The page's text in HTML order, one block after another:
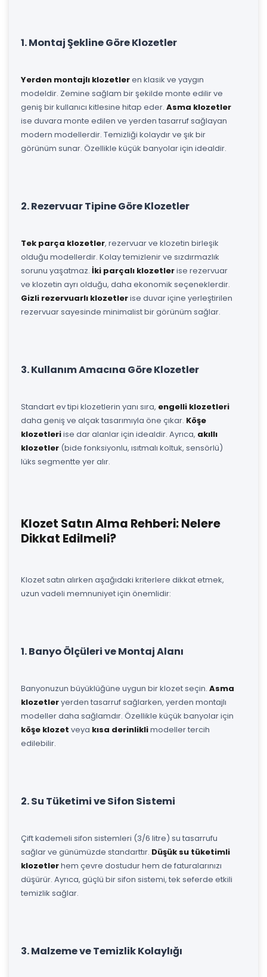
1. Montaj Şekline Göre Klozetler
Yerden montajlı klozetleren klasik ve yaygın
modeldir. Zemine sağlam bir şekilde monte edilir ve
geniş bir kullanıcı kitlesine hitap eder. Asma klozetler
ise duvara monte edilen ve yerden tasarruf sağlayan
modern modellerdir. Temizliği kolaydır ve şık bir
görünüm sunar. Özellikle küçük banyolar için idealdir.
2. Rezervuar Tipine Göre Klozetler
Tek parça klozetler, rezervuar ve klozetin birleşik
olduğu modellerdir. Kolay temizlenir ve sızdırmazlık
sorunu yaşatmaz. İki parçalı klozetlerise rezervuar
ve klozetin ayrı olduğu, daha ekonomik seçeneklerdir.
Gizli rezervuarlı klozetlerise duvar içine yerleştirilen
rezervuar sayesinde minimalist bir görünüm sağlar.
3. Kullanım Amacına Göre Klozetler
Standart ev tipi klozetlerin yanı sıra, engelli klozetleri
daha geniş ve alçak tasarımıyla öne çıkar. Köşe
klozetleriise dar alanlar için idealdir. Ayrıca, akıllı
klozetler (bide fonksiyonlu, ısıtmalı koltuk, sensörlü)
lüks segmentte yer alır.
Klozet Satın Alma Rehberi: Nelere
Dikkat Edilmeli?
Klozet satın alırken aşağıdaki kriterlere dikkat etmek,
uzun vadeli memnuniyet için önemlidir:
1. Banyo Ölçüleri ve Montaj Alanı
Banyonuzun büyüklüğüne uygun bir klozet seçin. Asma
klozetleryerden tasarruf sağlarken, yerden montajlı
modeller daha sağlamdır. Özellikle küçük banyolar için
köşe klozet veya kısa derinliklimodeller tercih
edilebilir.
2. Su Tüketimi ve Sifon Sistemi
Çift kademeli sifon sistemleri (3/6 litre) su tasarrufu
sağlar ve günümüzde standarttır. Düşük su tüketimli
klozetlerhem çevre dostudur hem de faturalarınızı
düşürür. Ayrıca, güçlü bir sifon sistemi, tek seferde etkili
temizlik sağlar.
3. Malzeme ve Temizlik Kolaylığı